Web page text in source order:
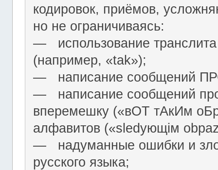
кодировок, приёмов,
но не ограничиваясь:
― использование
(например, «tak»);
― написание сообщений
― написание сообщений
вперемешку («вОТ тАкИм
алфавитов («slеdующiм
― надуманные ошибки и
русского языка;